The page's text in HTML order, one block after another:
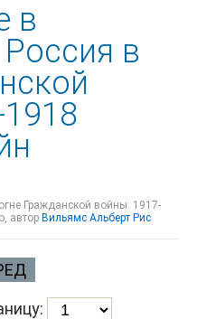
в
в
Гражданской войны. 1917-
автор Вильямс Альберт Рис